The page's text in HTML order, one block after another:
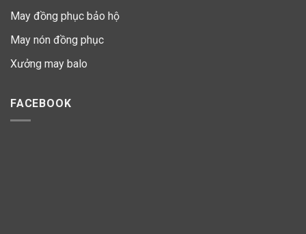
May đồng phục bảo hộ
May nón đồng phục
Xưởng may balo
FACEBOOK